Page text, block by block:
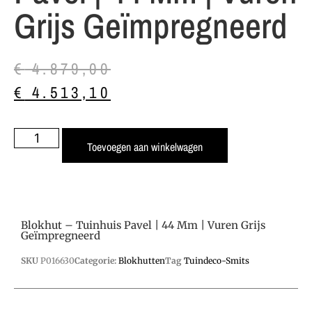
Grijs Geïmpregneerd
€4.879,00
€ 4.513,10
Toevoegen aan winkelwagen
Blokhut – Tuinhuis Pavel | 44 Mm | Vuren Grijs
Geïmpregneerd
SKU P016630Categorie: BlokhuttenTag Tuindeco-Smits